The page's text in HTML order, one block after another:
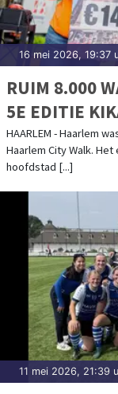
16 mei 2026, 19:37
RUIM 8.000
5E EDITIE
HAARLEM - Haarlem
Haarlem City Walk.
hoofdstad [...]
11 mei 2026, 21:39